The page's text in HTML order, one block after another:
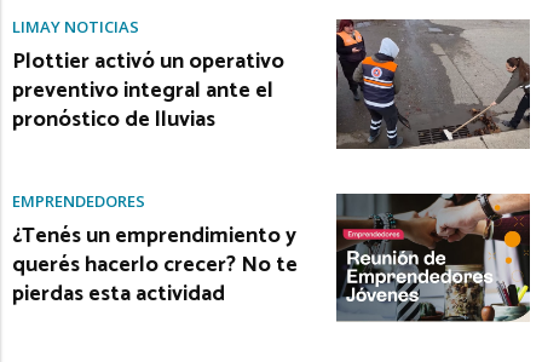
LIMAY NOTICIAS
Plottier activó un operativo
preventivo integral ante el
pronóstico de lluvias
EMPRENDEDORES
¿Tenés un emprendimiento y
querés hacerlo crecer? No te
pierdas esta actividad